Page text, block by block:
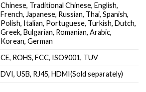
Chinese, Traditional Chinese, English,
French, Japanese, Russian, Thai, Spanish,
Polish, Italian, Portuguese, Turkish, Dutch,
Greek, Bulgarian, Romanian, Arabic,
Korean, German
CE, ROHS, FCC, ISO9001, TUV
DVI, USB, RJ45, HDMI(Sold separately)